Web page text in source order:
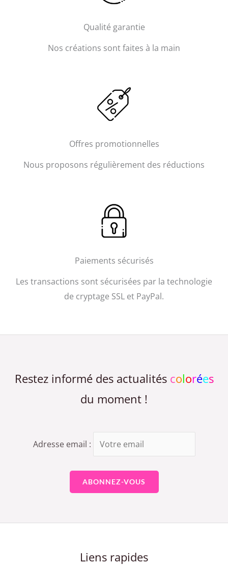
Qualité garantie​
Nos créations sont faites à la main
Offres promotionnelles
Nous proposons régulièrement des réductions
Paiements sécurisés​
Les transactions sont sécurisées par la technologie
de cryptage SSL et PayPal.
Restez informé des actualités colorées
du moment !
Adresse email :
Liens rapides